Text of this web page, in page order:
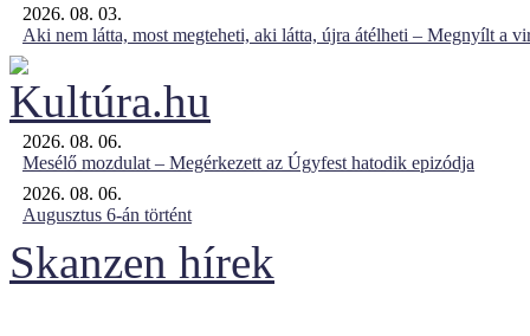
2026. 08. 03.
Aki nem látta, most megteheti, aki látta, újra átélheti – Megnyílt a
2026. 08. 06.
Mesélő mozdulat – Megérkezett az Úgyfest hatodik epizódja
2026. 08. 06.
Augusztus 6-án történt
Skanzen hírek